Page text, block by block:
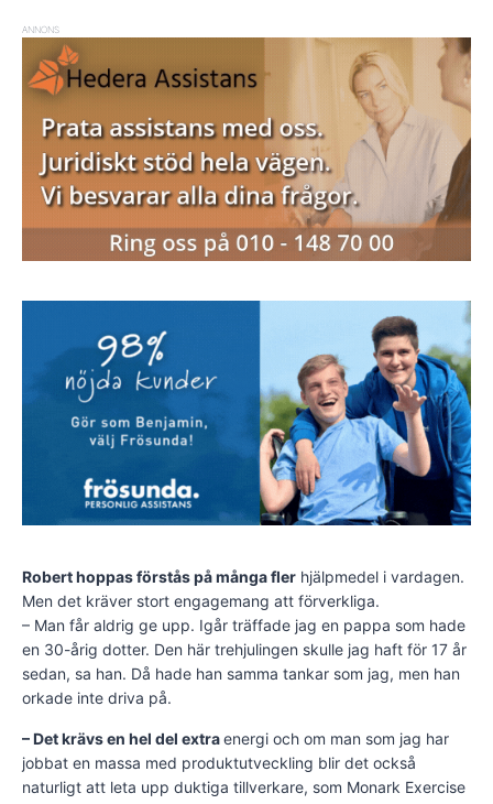
ANNONS
Robert hoppas förstås på många fler hjälpmedel i vardagen.
Men det kräver stort engagemang att förverkliga.
– Man får aldrig ge upp. Igår träffade jag en pappa som hade
en 30-årig dotter. Den här trehjulingen skulle jag haft för 17 år
sedan, sa han. Då hade han samma tankar som jag, men han
orkade inte driva på.
– Det krävs en hel del extraenergi och om man som jag har
jobbat en massa med produktutveckling blir det också
naturligt att leta upp duktiga tillverkare, som Monark Exercise